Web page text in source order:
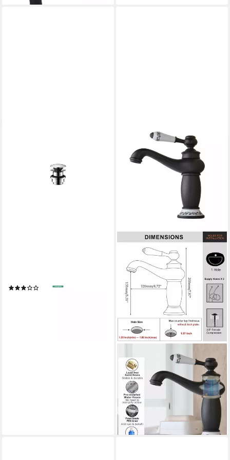
LUXUSKOLLEKTION
Waschtischarmatur
Waschtischarmatur
Wasserhahn Mischbatterie
Messing Ölgeriebene Bronze
133,95 €
lieferbar - in 4-5 Werktagen bei dir